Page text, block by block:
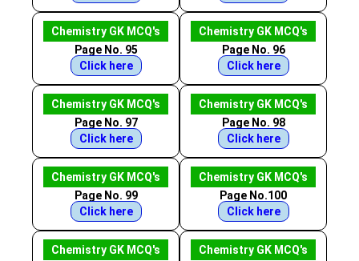
Chemistry GK MCQ's
Page No. 95
Click here
Chemistry GK MCQ's
Page No. 96
Click here
Chemistry GK MCQ's
Page No. 97
Click here
Chemistry GK MCQ's
Page No. 98
Click here
Chemistry GK MCQ's
Page No. 99
Click here
Chemistry GK MCQ's
Page No.100
Click here
Chemistry GK MCQ's
Chemistry GK MCQ's